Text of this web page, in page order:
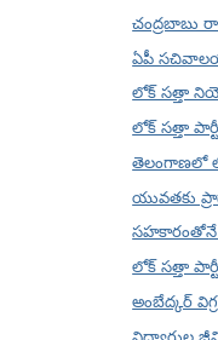
చంద్రబాబు
ఏపీ
లోక్ సత్తా
లోక్ సత్తా
తెలంగాణలో
యువతకు
సహకారంతోనే
లోక్ సత్తా
అంబేద్కర్